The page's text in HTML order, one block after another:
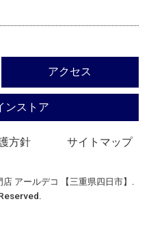
アクセス
ンストア
方針 サイトマップ
アールデコ 【三重県四日市】.